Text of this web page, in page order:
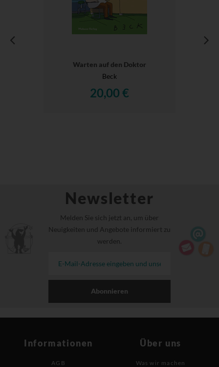
Warten auf den Doktor
Beck
20,00 €
Newsletter
Melden Sie sich jetzt an, um über
Neuigkeiten und Angebote informiert zu
werden.
Abonnieren
Informationen
AGB
Über uns
Was wir machen